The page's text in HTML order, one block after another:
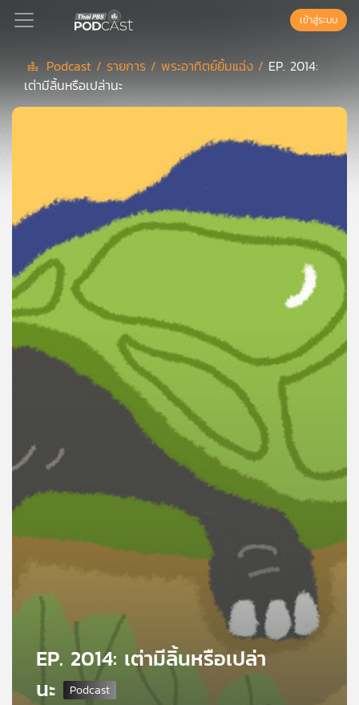
Podcast
แนะนำ
เพล
ย์
ลิ
สต์
ของ
บทความ
เข้าสู่ระบบ
Podcast / รายการ /พระอาทิตย์ยิ้มแฉ่ง / EP. 2014:
เต่ามีลิ้นหรือเปล่านะ
EP. 2014: เต่ามีลิ้นหรือเปล่า
นะ